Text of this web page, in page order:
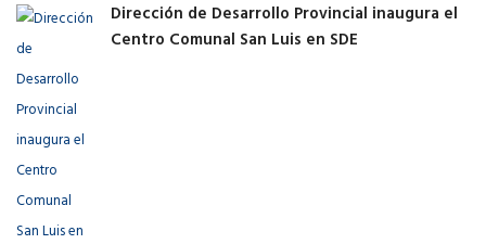
Dirección de Desarrollo Provincial inaugura el
Centro Comunal San Luis en SDE